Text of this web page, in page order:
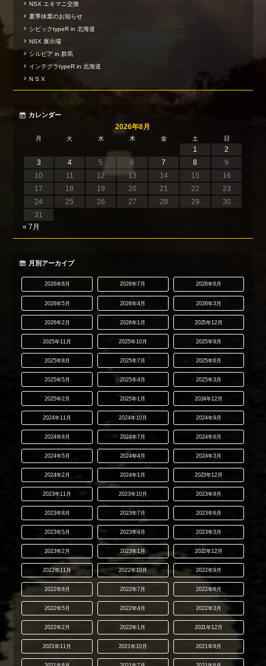
NSX エキマニ交換
夏季休業のお知らせ
シビックtypeR in 北海道
NSX 展示場
シルビア in 群馬
インテグラtypeR in 北海道
N S X
カレンダー
2026年8月
月 火 水 木 金 土 日
1
2
3
4 5 6 7 8
9
10
11 12 13 14 15
16
17
18 19 20 21 22
23
24
25 26 27 28 29
30
31
« 7月
月別アーカイブ
2026年8月 2026年7月 2026年6月
2026年5月 2026年4月 2026年3月
2026年2月 2026年1月 2025年12月
2025年11月 2025年10月 2025年9月
2025年8月 2025年7月 2025年6月
2025年5月 2025年4月 2025年3月
2025年2月 2025年1月 2024年12月
2024年11月 2024年10月 2024年9月
2024年8月 2024年7月 2024年6月
2024年5月 2024年4月 2024年3月
2024年2月 2024年1月 2023年12月
2023年11月 2023年10月 2023年9月
2023年8月 2023年7月 2023年6月
2023年5月 2023年4月 2023年3月
2023年2月 2023年1月 2022年12月
2022年11月 2022年10月 2022年9月
2022年8月 2022年7月 2022年6月
2022年5月 2022年4月 2022年3月
2022年2月 2022年1月 2021年12月
2021年11月 2021年10月 2021年9月